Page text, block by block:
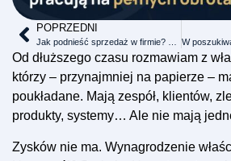
POPRZEDNI
Jak podnieść sprzedaż w firmie? Nie popełniaj tych 3 błędów
Od dłuższego czasu rozmawiam z
którzy – przynajmniej na papierze –
poukładane. Mają zespół, klientów,
produkty, systemy… Ale nie mają
Zysków nie ma. Wynagrodzenie